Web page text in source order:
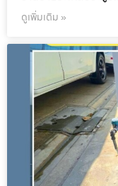
ดูเพิ่มเติม »